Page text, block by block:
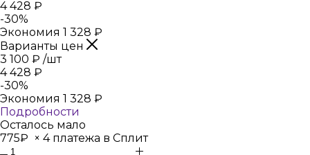
4 428 ₽
-30%
Экономия 1 328 ₽
Варианты цен
3 100 ₽ /шт
4 428 ₽
-30%
Экономия 1 328 ₽
Подробности
Осталось мало
775₽ × 4 платежа в Сплит